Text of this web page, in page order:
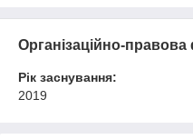
Організаційно-правова
Рік заснування:
2019